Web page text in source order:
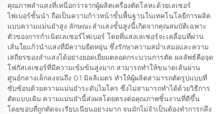
คุณภาพลำแสงที่เหนือกว่าจากผู้ผลิตเครื่องตัดโลหะด้วยเลเซอร์
ไฟเบอร์ชั้นนำ ถือเป็นความก้าวหน้าขั้นพื้นฐานในเทคโนโลยีการผลิต
แบบความแม่นยำสูง ลักษณะลำแสงขั้นสูงนี้เกิดจากคุณสมบัติเฉพาะ
ตัวของการกำเนิดเลเซอร์ไฟเบอร์ โดยที่แสงเลเซอร์จะเคลื่อนที่ผ่าน
เส้นใยแก้วนำแสงที่มีความยืดหยุ่น ซึ่งรักษาความสม่ำเสมอและความ
เสถียรของลำแสงได้อย่างยอดเยี่ยมตลอดกระบวนการตัด ผลลัพธ์คือจุด
โฟกัสเลเซอร์ที่มีความเข้มข้นสูงมาก สามารถทำให้ขนาดเส้นผ่าน
ศูนย์กลางเล็กลงจนถึง 0.1 มิลลิเมตร ทำให้ผู้ผลิตสามารถตัดรูปแบบที่
ซับซ้อนด้วยความแม่นยำระดับไมโคร ซึ่งไม่สามารถทำได้ด้วยวิธีการ
ตัดแบบเดิม ความแม่นยำนี้ส่งผลโดยตรงต่อคุณภาพชิ้นงานที่ดีขึ้น
โดยขอบที่ถูกตัดจะเรียบเนียนอย่างมาก จนมักไม่จำเป็นต้องทำการกลึง